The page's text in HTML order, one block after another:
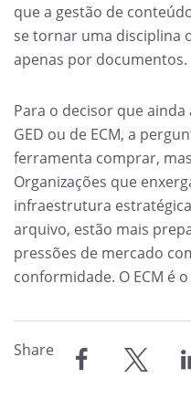
Share
que a gestão de
se tornar uma disciplina
apenas por documentos.
Para o decisor que
GED ou de ECM, a
ferramenta comprar,
Organizações que
infraestrutura
arquivo, estão mais
pressões de mercado
conformidade. O ECM é